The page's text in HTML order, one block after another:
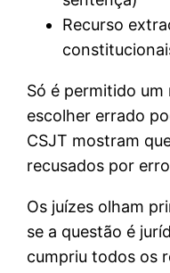
Recurso
Só é permitido
escolher errado
CSJT mostram
recusados por
Os juízes olham
se a questão é
cumpriu todos os